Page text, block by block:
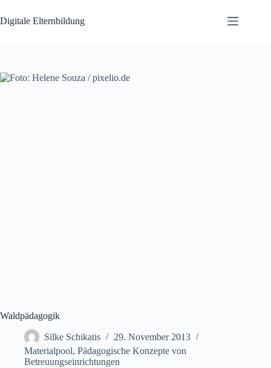
Inhalt
springen
Digitale Elternbildung
Waldpädagogik
Silke Schikatis
29. November 2013
Materialpool, Pädagogische Konzepte von
Betreuungseinrichtungen